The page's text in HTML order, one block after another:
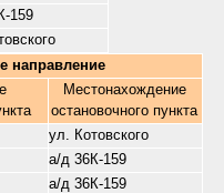
159
направление
Местонахождение
остановочного пункта
ул. Котовского
а/д 36К-159
а/д 36К-159